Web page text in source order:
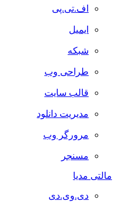
اف.تی.پی
ایمیل
شبکه
طراحی وب
قالب سایت
مدیریت دانلود
مرورگر وب
مسنجر
مالتی مدیا
دی.وی.دی